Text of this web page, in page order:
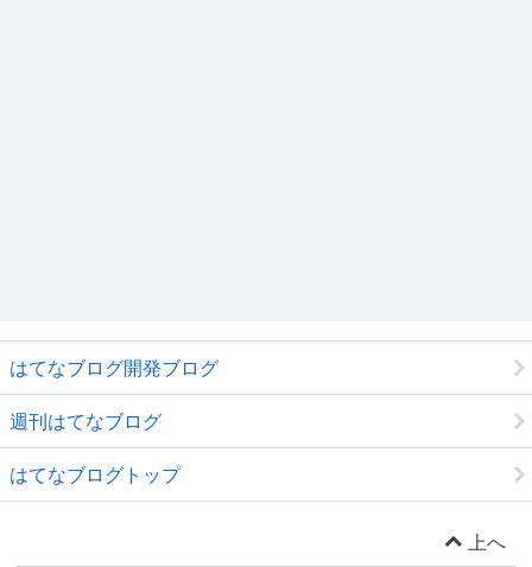
はてなブログ開発ブログ
週刊はてなブログ
はてなブログトップ
上へ